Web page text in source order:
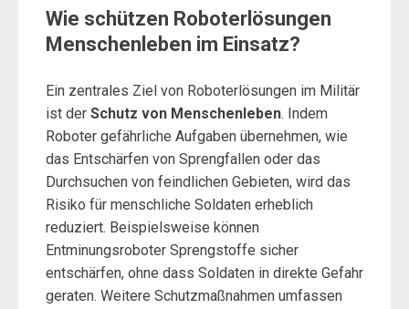
Wie schützen Roboterlösungen
Menschenleben im Einsatz?
Ein zentrales Ziel von Roboterlösungen im Militär
ist der Schutz von Menschenleben. Indem
Roboter gefährliche Aufgaben übernehmen, wie
das Entschärfen von Sprengfallen oder das
Durchsuchen von feindlichen Gebieten, wird das
Risiko für menschliche Soldaten erheblich
reduziert. Beispielsweise können
Entminungsroboter Sprengstoffe sicher
entschärfen, ohne dass Soldaten in direkte Gefahr
geraten. Weitere Schutzmaßnahmen umfassen